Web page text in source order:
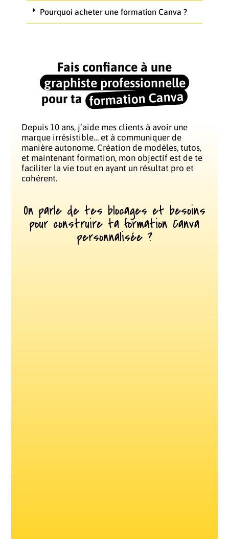
Pourquoi acheter une formation Canva ?
Fais confiance à une
graphiste professionnelle
pour ta formation Canva
Depuis 10 ans, j’aide mes clients à avoir une
marque irrésistible… et à communiquer de
manière autonome. Création de modèles, tutos,
et maintenant formation, mon objectif est de te
faciliter la vie tout en ayant un résultat pro et
cohérent.
On parle de tes blocages et besoins
pour construire ta formation Canva
personnalisée ?